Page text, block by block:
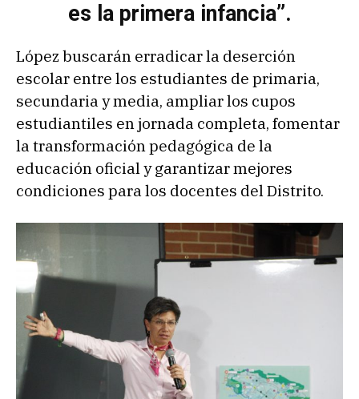
es la primera infancia”.
López buscarán erradicar la deserción
escolar entre los estudiantes de primaria,
secundaria y media, ampliar los cupos
estudiantiles en jornada completa, fomentar
la transformación pedagógica de la
educación oficial y garantizar mejores
condiciones para los docentes del Distrito.